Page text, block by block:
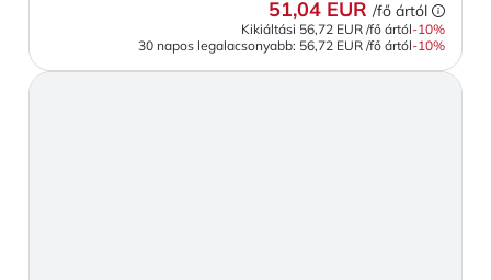
51,04 EUR /fő ártól
Kikiáltási 56,72 EUR /fő ártól-10%
30 napos legalacsonyabb: 56,72 EUR /fő ártól-10%